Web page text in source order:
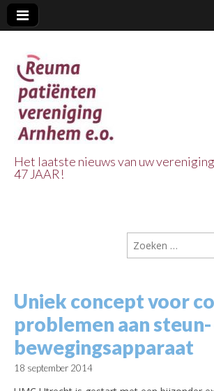
Vereniging
Arnhem e.o.
Het laatste nieuws van uw
47 JAAR!
Zoeken
naar:
Uniek concept voor
problemen aan steun-
bewegingsapparaat
18 september 2014